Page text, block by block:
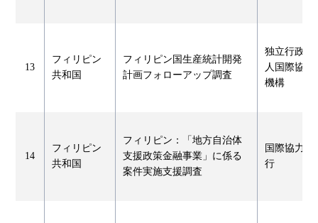
13
フィリピン
共和国
フィリピン国生産統計開発
計画フォローアップ調査
独立行政法
人国際協力
機構
14
フィリピン
共和国
フィリピン：「地方自治体
支援政策金融事業」に係る
案件実施支援調査
国際協力銀
行